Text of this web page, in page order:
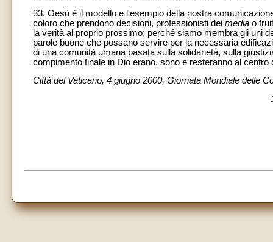
33. Gesù è il modello e l'esempio della nostra
coloro che prendono decisioni, professionisti dei media o
la verità al proprio prossimo; perché siamo membra gli uni
parole buone che possano servire per la necessaria
di una comunità umana basata sulla solidarietà, sulla
compimento finale in Dio erano, sono e resteranno al
Città del Vaticano, 4 giugno 2000, Giornata Mondiale delle